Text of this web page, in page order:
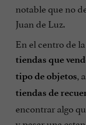
notable que no
Juan de Luz.
En el centro de
tiendas que
tipo de objetos ,
tiendas de
encontrar algo